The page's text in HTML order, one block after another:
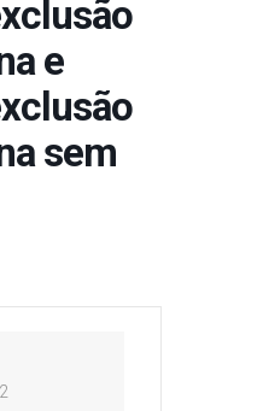
e
sem